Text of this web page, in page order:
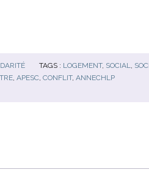
TAGS : LOGEMENT, SOCIAL
,APESC ,CONFLIT,ANNECHLP